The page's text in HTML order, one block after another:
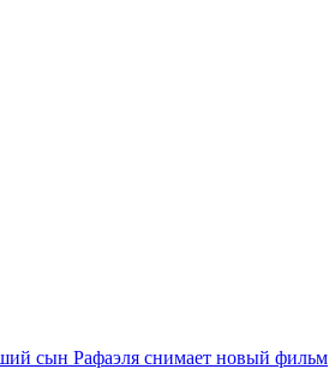
сын Рафаэля снимает новый фильм